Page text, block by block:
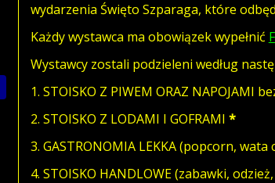
wydarzenia Święto Szparaga, które
Każdy wystawca ma obowiązek wypełnić
Wystawcy zostali podzieleni według
1. STOISKO Z PIWEM ORAZ NAPOJAMI
2. STOISKO Z LODAMI I GOFRAMI *
3. GASTRONOMIA LEKKA (popcorn,
4. STOISKO HANDLOWE (zabawki,